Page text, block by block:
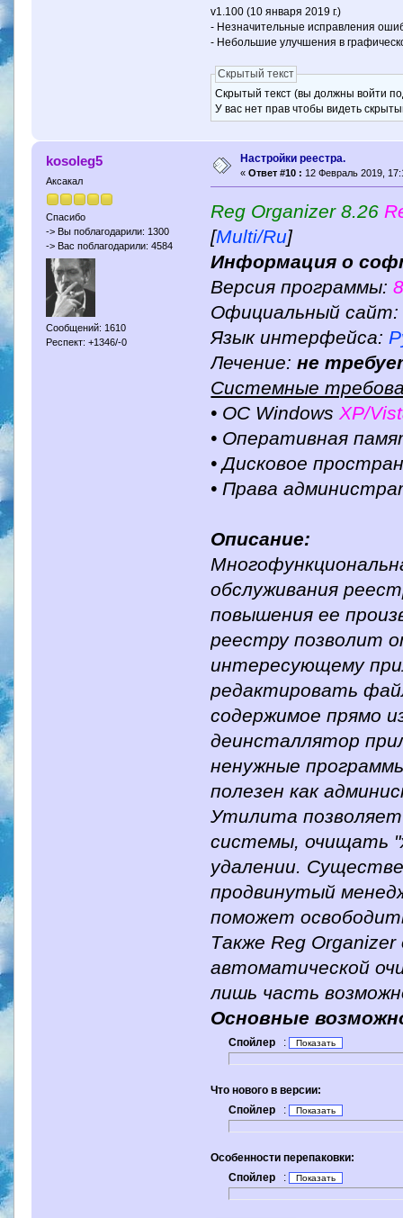
v1.100 (10 января 2019 г.)
- Незначительные исправления
- Небольшие улучшения в
Скрытый текст
Скрытый текст (вы должны войти
У вас нет прав чтобы видеть
kosoleg5
Аксакал
Спасибо
-> Вы поблагодарили: 1300
-> Вас поблагодарили: 4584
Сообщений: 1610
Респект: +1346/-0
Настройки реестра.
« Ответ #10 : 12 Февраль 2019,
Reg Organizer 8.26
[Multi/Ru]
Информация о
Версия программы:
Официальный сайт:
Язык интерфейса:
Лечение:не
Системные
• ОС WindowsXP/
• Оперативная
• Дисковое
• Права
Описание:
обслуживания
повышения ее
реестру позволит
интересующему
редактировать
содержимое прямо
деинсталлятор
ненужные
полезен как
Утилита
системы, очищать
удалении.
продвинутый
поможет
Также Reg
автоматической
лишь часть
Основные
Спойлер :
Что нового в версии:
Спойлер
:
Особенности перепаковки:
Спойлер
: